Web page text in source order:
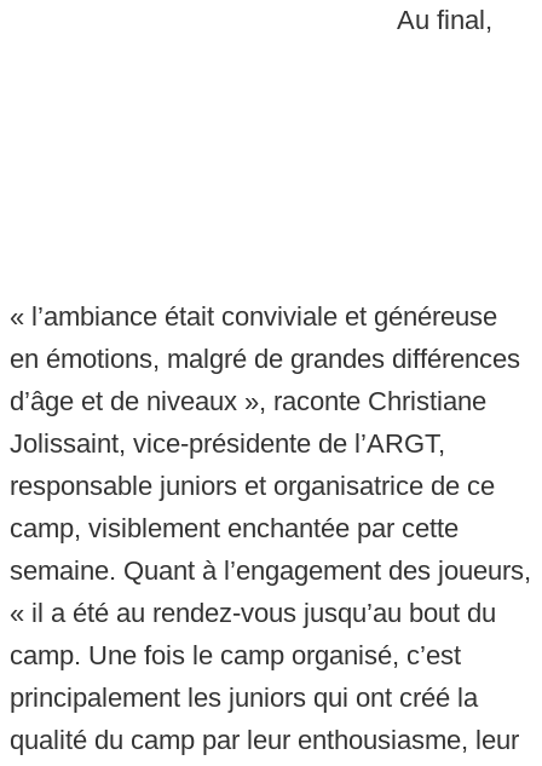
Au final,
« l’ambiance était conviviale et généreuse
en émotions, malgré de grandes différences
d’âge et de niveaux », raconte Christiane
Jolissaint, vice-présidente de l’ARGT,
responsable juniors et organisatrice de ce
camp, visiblement enchantée par cette
semaine. Quant à l’engagement des joueurs,
« il a été au rendez-vous jusqu’au bout du
camp. Une fois le camp organisé, c’est
principalement les juniors qui ont créé la
qualité du camp par leur enthousiasme, leur